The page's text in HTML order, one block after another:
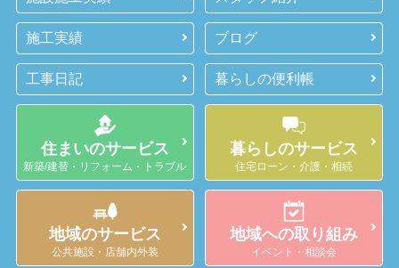
施工実績 ブログ
工事日記 暮らしの便利帳
住まいのサービス
新築/建替・リフォーム・トラブル
暮らしのサービス
住宅ローン・介護・相続
地域のサービス
公共施設・店舗内外装
地域への取り組み
イベント・相談会